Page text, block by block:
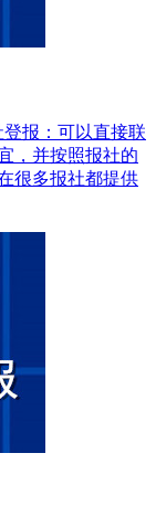
报：可以直接联
，并按照报社的
很多报社都提供